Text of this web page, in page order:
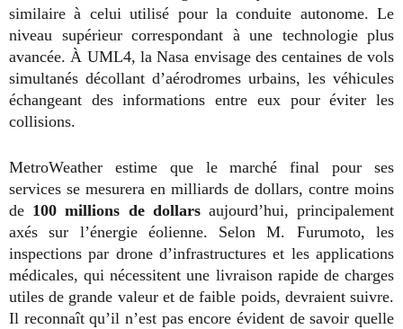
similaire à celui utilisé pour la conduite autonome. Le
niveau supérieur correspondant à une technologie plus
avancée. À UML4, la Nasa envisage des centaines de vols
simultanés décollant d’aérodromes urbains, les véhicules
échangeant des informations entre eux pour éviter les
collisions.
MetroWeather estime que le marché final pour ses
services se mesurera en milliards de dollars, contre moins
de 100 millions de dollarsaujourd’hui, principalement
axés sur l’énergie éolienne. Selon M. Furumoto, les
inspections par drone d’infrastructures et les applications
médicales, qui nécessitent une livraison rapide de charges
utiles de grande valeur et de faible poids, devraient suivre.
Il reconnaît qu’il n’est pas encore évident de savoir quelle